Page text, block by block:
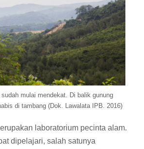
mulai mendekat. Di balik gunung
di tambang (Dok. Lawalata IPB. 2016)
laboratorium pecinta alam.
dipelajari, salah satunya